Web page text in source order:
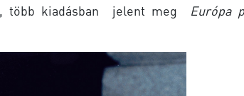
több kiadásban jelent meg
Európa